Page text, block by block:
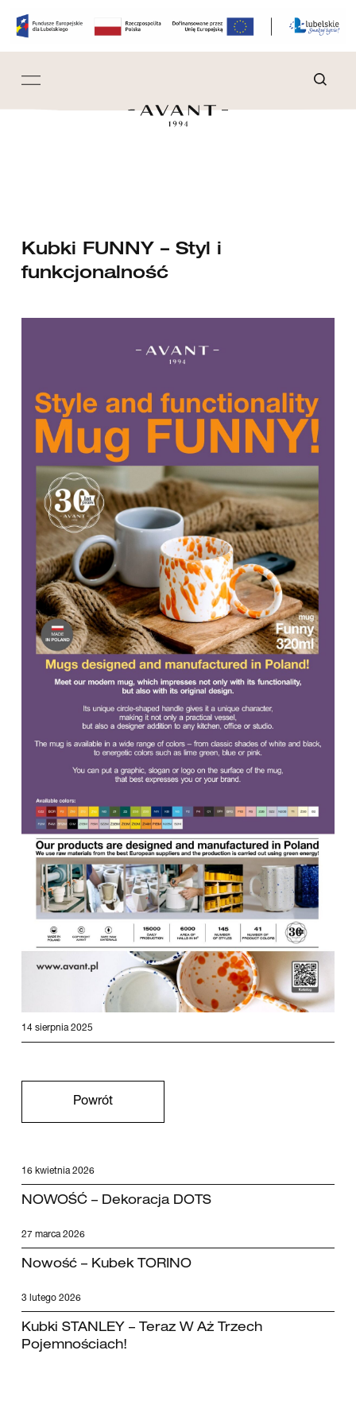
Kubki FUNNY – Styl i
funkcjonalność
14 sierpnia 2025
Powrót
16 kwietnia 2026
NOWOŚĆ – Dekoracja DOTS
27 marca 2026
Nowość – Kubek TORINO
3 lutego 2026
Kubki STANLEY – Teraz W Aż Trzech
Pojemnościach!